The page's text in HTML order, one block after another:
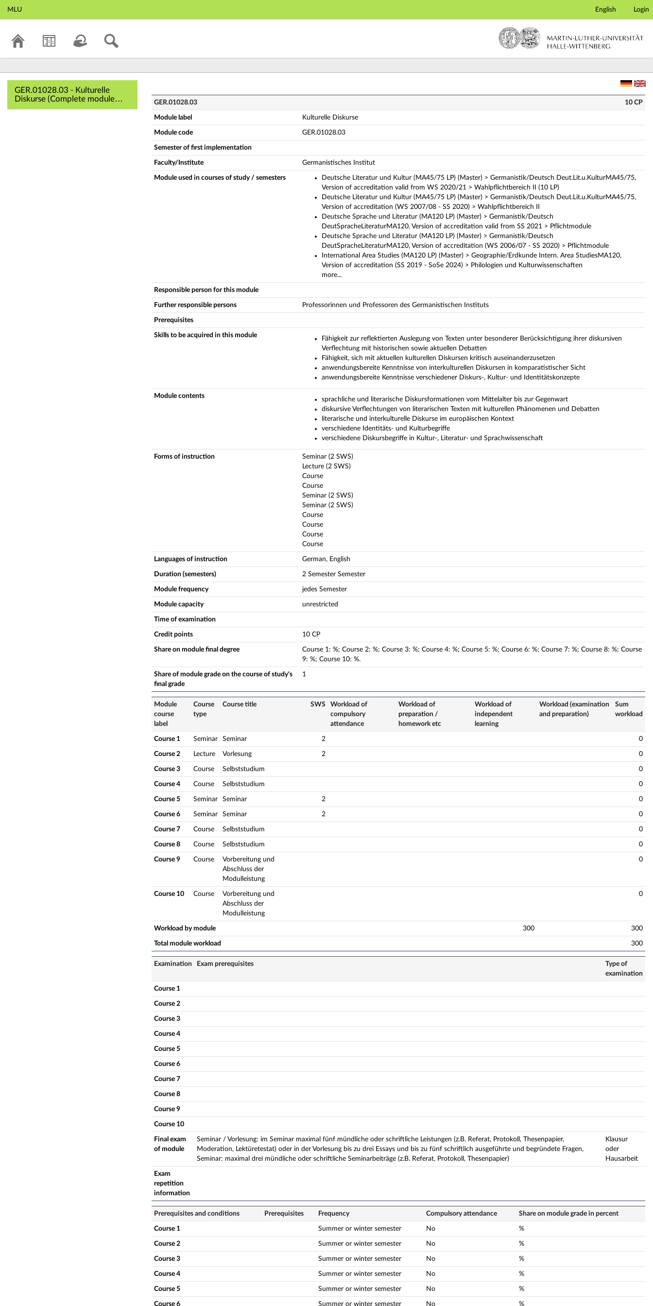
Main navigation
MLU English Login
GER.01028.03 - Kulturelle
Diskurse (Complete module
description)
GER.01028.03 10 CP
Module label Kulturelle Diskurse
Module code GER.01028.03
Semester of first implementation
Faculty/Institute Germanistisches Institut
Module used in courses of study / semesters
Deutsche Literatur und Kultur (MA45/75 LP) (Master) > Germanistik/Deutsch Deut.Lit.u.KulturMA45/75,
Version of accreditation valid from WS 2020/21 > Wahlpflichtbereich II (10 LP)
Deutsche Literatur und Kultur (MA45/75 LP) (Master) > Germanistik/Deutsch Deut.Lit.u.KulturMA45/75,
Version of accreditation (WS 2007/08 - SS 2020) > Wahlpflichtbereich II
Deutsche Sprache und Literatur (MA120 LP) (Master) > Germanistik/Deutsch
DeutSpracheLiteraturMA120, Version of accreditation valid from SS 2021 > Pflichtmodule
Deutsche Sprache und Literatur (MA120 LP) (Master) > Germanistik/Deutsch
DeutSpracheLiteraturMA120, Version of accreditation (WS 2006/07 - SS 2020) > Pflichtmodule
International Area Studies (MA120 LP) (Master) > Geographie/Erdkunde Intern. Area StudiesMA120,
Version of accreditation (SS 2019 - SoSe 2024) > Philologien und Kulturwissenschaften
more...
Responsible person for this module
Further responsible persons Professorinnen und Professoren des Germanistischen Instituts
Prerequisites
Skills to be acquired in this module
Fähigkeit zur reflektierten Auslegung von Texten unter besonderer Berücksichtigung ihrer diskursiven
Verflechtung mit historischen sowie aktuellen Debatten
Fähigkeit, sich mit aktuellen kulturellen Diskursen kritisch auseinanderzusetzen
anwendungsbereite Kenntnisse von interkulturellen Diskursen in komparatistischer Sicht
anwendungsbereite Kenntnisse verschiedener Diskurs-, Kultur- und Identitätskonzepte
Module contents
sprachliche und literarische Diskursformationen vom Mittelalter bis zur Gegenwart
diskursive Verflechtungen von literarischen Texten mit kulturellen Phänomenen und Debatten
literarische und interkulturelle Diskurse im europäischen Kontext
verschiedene Identitäts- und Kulturbegriffe
verschiedene Diskursbegriffe in Kultur-, Literatur- und Sprachwissenschaft
Forms of instruction
Seminar (2 SWS)
Lecture (2 SWS)
Course
Course
Seminar (2 SWS)
Seminar (2 SWS)
Course
Course
Course
Course
Languages of instruction German, English
Duration (semesters) 2 Semester Semester
Module frequency jedes Semester
Module capacity unrestricted
Time of examination
Credit points 10 CP
Share on module final degree Course 1: %; Course 2: %; Course 3: %; Course 4: %; Course 5: %; Course 6: %; Course 7: %; Course 8: %; Course
9: %; Course 10: %.
Share of module grade on the course of study's
final grade
1
Module
course
label
Course
type
Course title SWS
Workload of
compulsory
attendance
Workload of
preparation /
homework etc
Workload of
independent
learning
Workload (examination
and preparation)
Sum
workload
Course 1 Seminar Seminar 2 0
Course 2 Lecture Vorlesung 2 0
Course 3 Course Selbststudium 0
Course 4 Course Selbststudium 0
Course 5 Seminar Seminar 2 0
Course 6 Seminar Seminar 2 0
Course 7 Course Selbststudium 0
Course 8 Course Selbststudium 0
Course 9 Course
Vorbereitung und
Abschluss der
Modulleistung
0
Course 10 Course
Vorbereitung und
Abschluss der
Modulleistung
0
Workload by module 300 300
Total module workload 300
Examination Exam prerequisites
Type of
examination
Course 1
Course 2
Course 3
Course 4
Course 5
Course 6
Course 7
Course 8
Course 9
Course 10
Final exam
of module
Seminar / Vorlesung: im Seminar maximal fünf mündliche oder schriftliche Leistungen (z.B. Referat, Protokoll, Thesenpapier,
Moderation, Lektüretestat) oder in der Vorlesung bis zu drei Essays und bis zu fünf schriftlich ausgeführte und begründete Fragen,
Seminar: maximal drei mündliche oder schriftliche Seminarbeiträge (z.B. Referat, Protokoll, Thesenpapier)
Klausur
oder
Hausarbeit
Exam
repetition
information
Prerequisites and conditions Prerequisites Frequency Compulsory attendance Share on module grade in percent
Course 1 Summer or winter semester No %
Course 2 Summer or winter semester No %
Course 3 Summer or winter semester No %
Course 4 Summer or winter semester No %
Course 5 Summer or winter semester No %
Course 6 Summer or winter semester No %